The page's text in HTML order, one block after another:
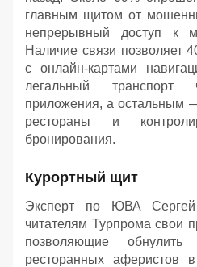
главным щитом от
непрерывный доступ к
Наличие связи позволяет
с онлайн-картами
легальный транспорт
приложения, а остальным
рестораны и
бронирования.
Курортный щит
Эксперт по ЮВА
читателям Турпрома свои
позволяющие
ресторанных